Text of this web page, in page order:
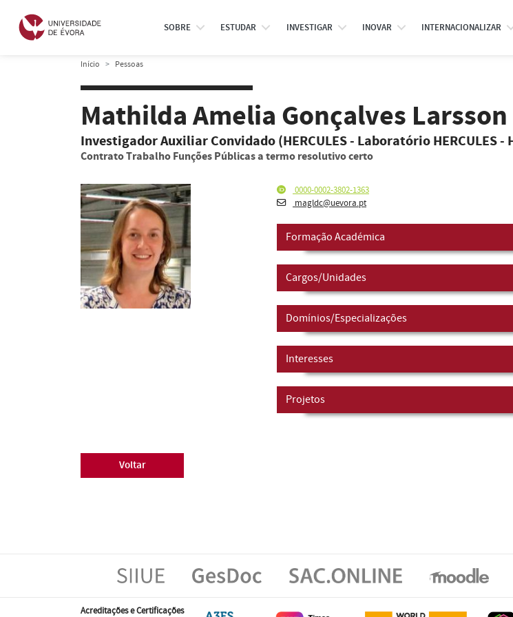
SOBRE ESTUDAR INVESTIGAR INOVAR INTERNACIONALIZAR
Início Pessoas
Mathilda Amelia Gonçalves
Investigador Auxiliar Convidado (HERCULES - Laboratório HERCULES
Contrato Trabalho Funções Públicas a termo resolutivo certo
0000-0002-3802-1363
magldc@uevora.pt
Formação Académica
Cargos/Unidades
Domínios/Especializações
Interesses
Projetos
Voltar
Acreditações e Certificações